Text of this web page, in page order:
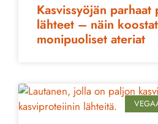
Kasvissyöjän
lähteet – näin
monipuoliset ateriat